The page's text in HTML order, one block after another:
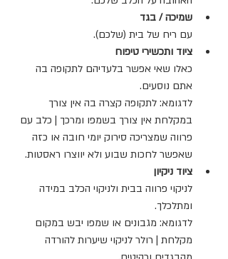
שמיכה / בגד
עם ריח של בית (שלכם).
ציוד ותכשירי טיפוח
כאלו שאי אפשר בלעדיהם לתקופה בה
אתם נוסעים.
לדגומא: לתקופה קצרה בה אין צורך
במקלחת אין צורך בשמפו ומרכך | כלב עם
פרווה שמצריכה סירוק יומי חובה או כזה
שאפשר לחכות שבוע ולא יווצרו ראסטות.
ציוד ניקיון
לניקוי פרווה בבית ולניקוי הכלב במידה
ומתלכלך.
לדגומא: מגבונים או שמפו יבש במקום
מקלחת | רולר לניקוי שיערות להורדה